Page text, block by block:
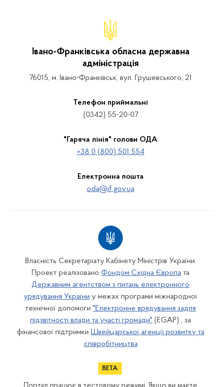
Івано-Франківська обласна державна
адміністрація
76015, м. Івано-Франківськ, вул. Грушевського, 21
Телефон приймальні
(0342) 55-20-07
"Гаряча лінія" голови ОДА
+38 0 (800) 501 554
Електронна пошта
oda@if.gov.ua
Власність Секретаріату Кабінету Міністрів України.
Проект реалізовано Фондом Східна Європа та
Державним агентством з питань електронного
урядування України у межах програми міжнародної
технічної допомоги "Електронне врядування задля
підзвітності влади та участі громади" (EGAP) , за
фінансової підтримки Швейцарської агенції розвитку та
співробітництва